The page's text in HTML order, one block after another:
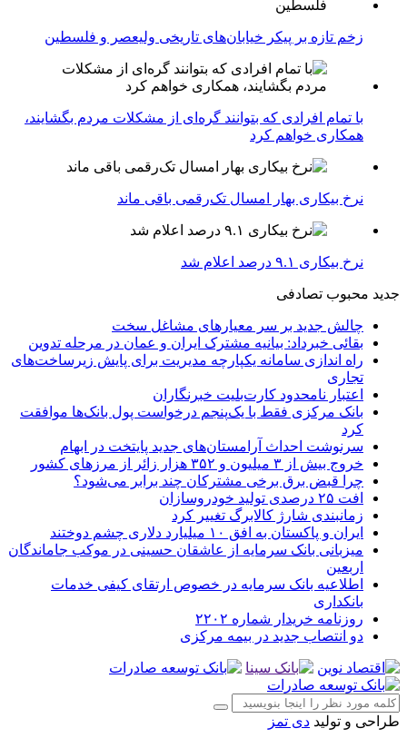
زخم تازه بر پیکر خیابان‌های تاریخی ولیعصر و فلسطین
با تمام افرادی که بتوانند گره‌ای از مشکلات مردم بگشایند،
همکاری خواهم کرد
نرخ بیکاری بهار امسال تک‌رقمی باقی ماند
نرخ بیکاری ۹.۱ درصد اعلام شد
جدید محبوب تصادفی
چالش جدید بر سر معیارهای مشاغل سخت
بقائی خبرداد: بیانیه مشترک ایران و عمان در مرحله تدوین
راه اندازی سامانه یکپارچه مدیریت برای پایش زیرساخت‌های
تجاری
اعتبار نامحدود کارت‌بلیت خبرنگاران
بانک مرکزی فقط با یک‌‎پنجم درخواست پول بانک‌ها موافقت
کرد
سرنوشت احداث آرامستان‌های جدید پایتخت در ابهام
خروج بیش از ۳ میلیون و ۳۵۲ هزار زائر از مرزهای کشور
چرا قبض برق برخی مشترکان چند برابر می‌شود؟
افت ۲۵ درصدی تولید خودروسازان
زمانبندی شارژ کالابرگ تغییر کرد
ایران و پاکستان به افق ۱۰ میلیارد دلاری چشم دوختند
میزبانی بانک سرمایه از عاشقان حسینی در موکب جاماندگان
اربعین
اطلاعیه بانک سرمایه در خصوص ارتقای کیفی خدمات
بانکداری
روزنامه خریدار شماره ۲۲۰۲
دو انتصاب جدید در بیمه مركزی
طراحی و تولید دی تمز